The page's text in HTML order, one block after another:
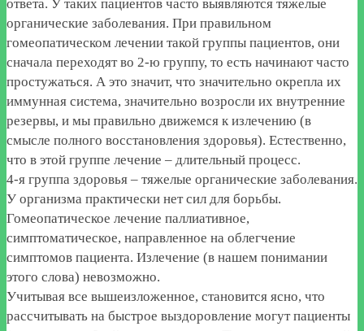
ответа. У таких пациентов часто выявляются тяжелые
органические заболевания. При правильном
гомеопатическом лечении такой группы пациентов, они
сначала переходят во 2-ю группу, то есть начинают часто
простужаться. А это значит, что значительно окрепла их
иммунная система, значительно возросли их внутренние
резервы, и мы правильно движемся к излечению (в
смысле полного восстановления здоровья). Естественно,
что в этой группе лечение – длительный процесс.
4-я группа здоровья – тяжелые органические заболевания.
У организма практически нет сил для борьбы.
Гомеопатическое лечение паллиативное,
симптоматическое, направленное на облегчение
симптомов пациента. Излечение (в нашем понимании
этого слова) невозможно.
Учитывая все вышеизложенное, становится ясно, что
рассчитывать на быстрое выздоровление могут пациенты